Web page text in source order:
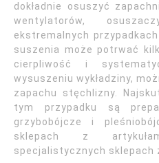
dokładnie osuszyć
wentylatorów,
ekstremalnych
suszenia może potrwać
cierpliwość i
wysuszeniu wykładziny,
zapachu stęchlizny.
tym przypadku są
grzybobójcze i
sklepach z
specjalistycznych sklepach